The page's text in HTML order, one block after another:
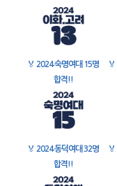
🏅 2024 숙명여대 15명
합격!!
🏅
🏅 2024 동덕여대 32명
합격!!
🏅